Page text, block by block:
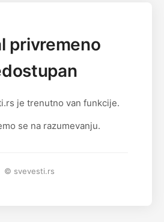
privremeno
je trenutno van funkcije.
se na razumevanju.
© svevesti.rs